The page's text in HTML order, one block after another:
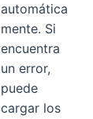
automática
mente. Si
encuentra
un error,
puede
cargar los